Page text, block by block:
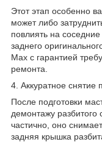
Этот этап особенно
может либо
повлиять на
заднего
Max с гарантией
ремонта.
4. Аккуратное снятие
После подготовки
демонтажу разбитого
частично, оно
задняя крышка